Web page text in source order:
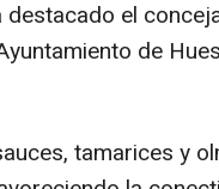
el
de
tamarices y